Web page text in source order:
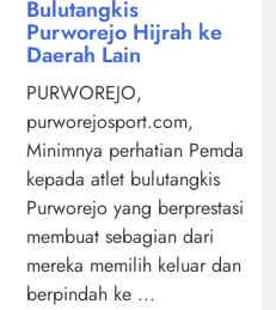
Bulutangkis
Purworejo Hijrah ke
Daerah Lain
PURWOREJO,
purworejosport.com,
Minimnya perhatian Pemda
kepada atlet bulutangkis
Purworejo yang berprestasi
membuat sebagian dari
mereka memilih keluar dan
berpindah ke ...